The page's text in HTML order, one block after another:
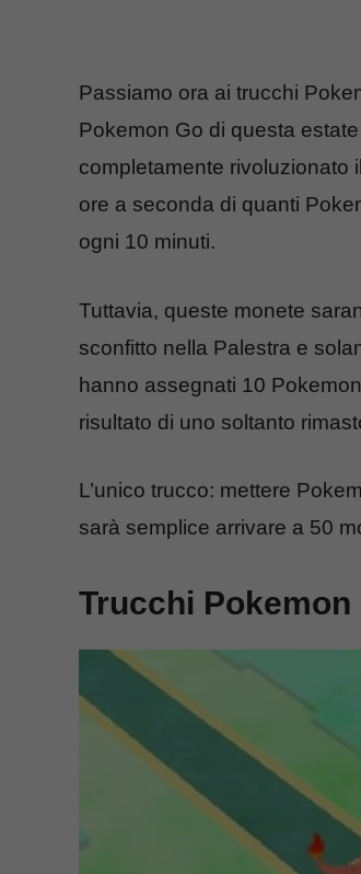
Passiamo ora ai trucchi
Pokemon Go di questa
completamente rivoluzionato
ore a seconda di quanti
ogni 10 minuti.
Tuttavia, queste monete
sconfitto nella Palestra e
hanno assegnati 10
risultato di uno soltanto
L’unico trucco: mettere
sarà semplice arrivare a 50
Trucchi Pokemon